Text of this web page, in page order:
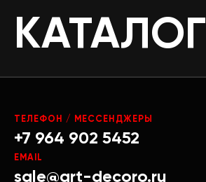
КАТАЛОГ
ТЕЛЕФОН / МЕССЕНДЖЕРЫ
+7 964 902 5452
EMAIL
sale@art-decoro.ru